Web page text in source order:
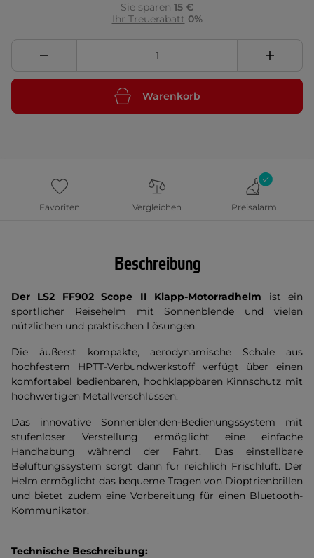
Sie sparen 15 €
Ihr Treuerabatt 0%
Warenkorb
Favoriten Vergleichen Preisalarm
Beschreibung
Der LS2 FF902 Scope II Klapp-Motorradhelm ist ein
sportlicher Reisehelm mit Sonnenblende und vielen
nützlichen und praktischen Lösungen.
Die äußerst kompakte, aerodynamische Schale aus
hochfestem HPTT-Verbundwerkstoff verfügt über einen
komfortabel bedienbaren, hochklappbaren Kinnschutz mit
hochwertigen Metallverschlüssen.
Das innovative Sonnenblenden-Bedienungssystem mit
stufenloser Verstellung ermöglicht eine einfache
Handhabung während der Fahrt. Das einstellbare
Belüftungssystem sorgt dann für reichlich Frischluft. Der
Helm ermöglicht das bequeme Tragen von Dioptrienbrillen
und bietet zudem eine Vorbereitung für einen Bluetooth-
Kommunikator.
Technische Beschreibung: